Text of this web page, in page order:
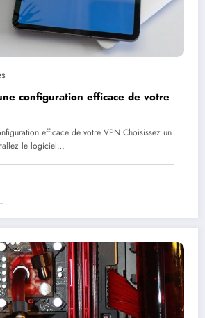
configuration efficace de votre
efficace de votre VPN Choisissez un
le logiciel…